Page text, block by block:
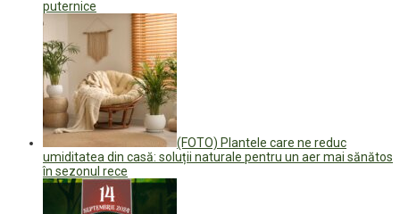
puternice
(FOTO) Plantele care ne reduc
umiditatea din casă: soluții naturale pentru un aer mai sănătos
în sezonul rece